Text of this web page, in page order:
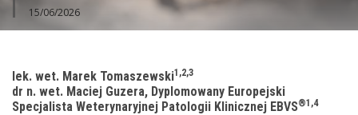
15/06/2026
lek. wet. Marek Tomaszewski1,2,3
dr n. wet. Maciej Guzera, Dyplomowany Europejski
Specjalista Weterynaryjnej Patologii Klinicznej EBVS®1,4